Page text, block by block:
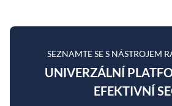
SEZNAMTE SE S NÁSTROJEM
UNIVERZÁLNÍ
EFEKTIVNÍ